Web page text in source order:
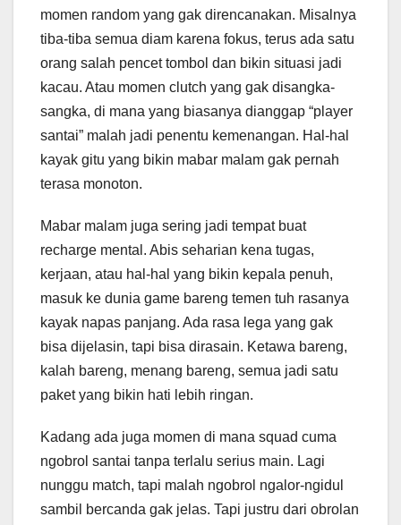
momen random yang gak direncanakan. Misalnya
tiba-tiba semua diam karena fokus, terus ada satu
orang salah pencet tombol dan bikin situasi jadi
kacau. Atau momen clutch yang gak disangka-
sangka, di mana yang biasanya dianggap “player
santai” malah jadi penentu kemenangan. Hal-hal
kayak gitu yang bikin mabar malam gak pernah
terasa monoton.
Mabar malam juga sering jadi tempat buat
recharge mental. Abis seharian kena tugas,
kerjaan, atau hal-hal yang bikin kepala penuh,
masuk ke dunia game bareng temen tuh rasanya
kayak napas panjang. Ada rasa lega yang gak
bisa dijelasin, tapi bisa dirasain. Ketawa bareng,
kalah bareng, menang bareng, semua jadi satu
paket yang bikin hati lebih ringan.
Kadang ada juga momen di mana squad cuma
ngobrol santai tanpa terlalu serius main. Lagi
nunggu match, tapi malah ngobrol ngalor-ngidul
sambil bercanda gak jelas. Tapi justru dari obrolan